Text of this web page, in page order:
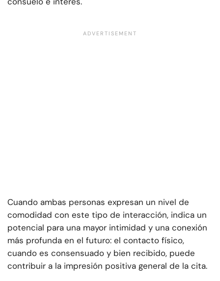
Cuando ambas personas expresan un nivel de
comodidad con este tipo de interacción, indica un
potencial para una mayor intimidad y una conexión
más profunda en el futuro: el contacto físico,
cuando es consensuado y bien recibido, puede
contribuir a la impresión positiva general de la cita.